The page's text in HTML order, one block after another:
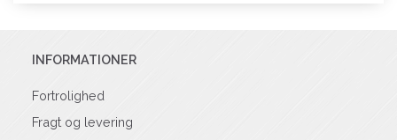
INFORMATIONER
Fortrolighed
Fragt og levering